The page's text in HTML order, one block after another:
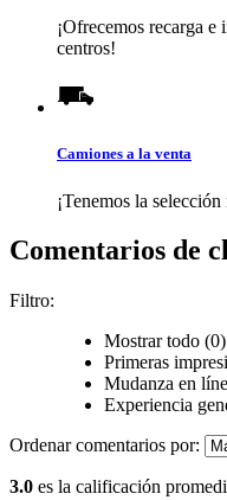
¡Ofrecemos recarga e
centros!
Camiones a la venta
¡Tenemos la
Comentarios de
Filtro:
Mostrar todo (0)
Primeras
Mudanza en
Experiencia
Ordenar comentarios por:
3.0 es la calificación